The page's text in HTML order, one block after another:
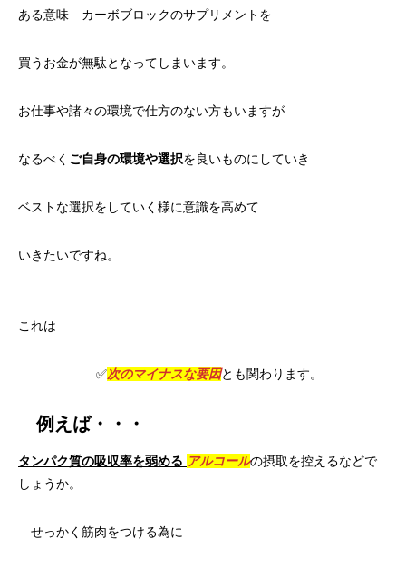
ある意味 カーボブロックのサプリメントを
買うお金が無駄となってしまいます。
お仕事や諸々の環境で仕方のない方もいますが
なるべく ご自身の環境や選択を良いものにしていき
ベストな選択をしていく様に意識を高めて
いきたいですね。
これは
✅次のマイナスな要因とも関わります。
例えば・・・
タンパク質の吸収率を弱める アルコールの摂取を控えるなどで
しょうか。
せっかく筋肉をつける為に